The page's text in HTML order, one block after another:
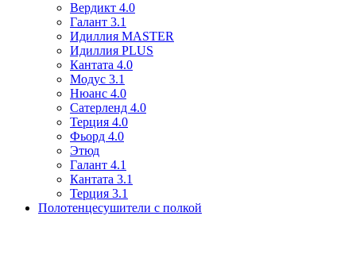
Вердикт 4.0
Галант 3.1
Идиллия MASTER
Идиллия PLUS
Кантата 4.0
Модус 3.1
Нюанс 4.0
Сатерленд 4.0
Терция 4.0
Фьорд 4.0
Этюд
Галант 4.1
Кантата 3.1
Терция 3.1
Полотенцесушители с полкой